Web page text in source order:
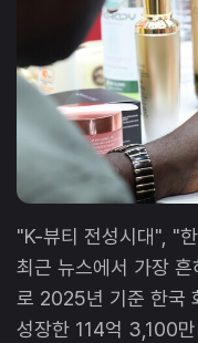
"K-뷰티 전성시대", "
최근 뉴스에서 가장 흔
로 2025년 기준 한국
성장한 114억 3,100